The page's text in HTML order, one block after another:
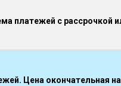
платежей с рассрочкой
Цена окончательная